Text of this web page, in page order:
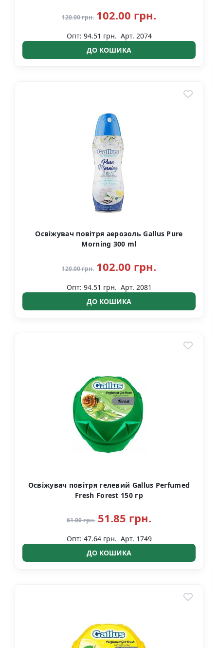
120.00 грн. 102.00 грн.
Опт: 94.51 грн. Арт. 2074
ДО КОШИКА
Освіжувач повітря аерозоль Gallus Pure
Morning 300 ml
120.00 грн. 102.00 грн.
Опт: 94.51 грн. Арт. 2081
ДО КОШИКА
Освіжувач повітря гелевий Gallus Perfumed
Fresh Forest 150 гр
61.00 грн. 51.85 грн.
Опт: 47.64 грн. Арт. 1749
ДО КОШИКА